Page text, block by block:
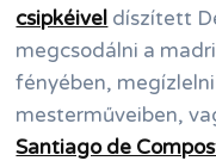
csipkéivel díszített
megcsodálni a
fényében,
mesterműveiben,
Santiago de